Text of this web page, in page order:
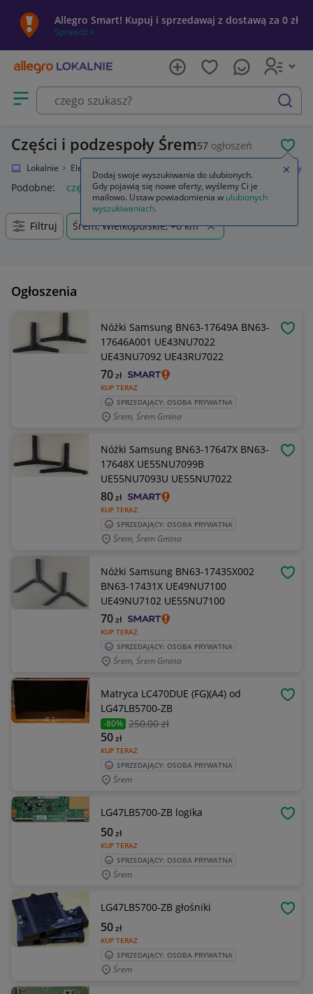
Allegro Smart! Kupuj i sprzedawaj z dostawą za 0 zł
Sprawdź »
Otwórz menu z kategoriami
szukaj
Części i podzespoły Śrem57 ogłoszeń
Lokalnie Elektronika Części i podzespoły
Podobne: części i podzespoly
Filtruj Śrem, Wielkopolskie, +0 km
Ogłoszenia
Nóżki Samsung BN63-17649A BN63-
17646A001 UE43NU7022
UE43NU7092 UE43RU7022
KUP TERAZ
70zł
SPRZEDAJĄCY: OSOBA PRYWATNA
Śrem, Śrem Gmina
Nóżki Samsung BN63-17647X BN63-
17648X UE55NU7099B
UE55NU7093U UE55NU7022
KUP TERAZ
80zł
SPRZEDAJĄCY: OSOBA PRYWATNA
Śrem, Śrem Gmina
Nóżki Samsung BN63-17435X002
BN63-17431X UE49NU7100
UE49NU7102 UE55NU7100
KUP TERAZ
70zł
SPRZEDAJĄCY: OSOBA PRYWATNA
Śrem, Śrem Gmina
Matryca LC470DUE (FG)(A4) od
LG47LB5700-ZB
-80% 250,00 zł
KUP TERAZ
50zł
SPRZEDAJĄCY: OSOBA PRYWATNA
Śrem
LG47LB5700-ZB logika
KUP TERAZ
50zł
SPRZEDAJĄCY: OSOBA PRYWATNA
Śrem
LG47LB5700-ZB głośniki
KUP TERAZ
50zł
SPRZEDAJĄCY: OSOBA PRYWATNA
Śrem
Dodaj swoje wyszukiwania do ulubionych.
Gdy pojawią się nowe oferty, wyślemy Ci je
mailowo. Ustaw powiadomienia w ulubionych
wyszukiwaniach.